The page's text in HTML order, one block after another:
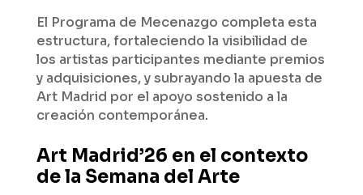
El Programa de Mecenazgo completa esta
estructura, fortaleciendo la visibilidad de
los artistas participantes mediante premios
y adquisiciones, y subrayando la apuesta de
Art Madrid por el apoyo sostenido a la
creación contemporánea.
Art Madrid’26 en el contexto
de la Semana del Arte